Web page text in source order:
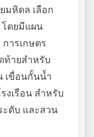
มหิดล เลือก
ดยมีแผน
ารเกษตร
ท้ายสำหรับ
เขื่อนกั้นน้ำ
เรือน สำหรับ
ะดับ และสวน